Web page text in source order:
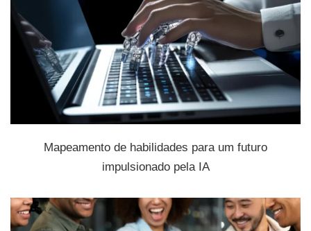
Mapeamento de habilidades para um futuro
impulsionado pela IA